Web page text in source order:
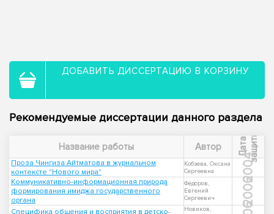
ДОБАВИТЬ ДИССЕРТАЦИЮ В КОРЗИНУ
Рекомендуемые диссертации данного раздела
Название работы Автор Д
а
т
а
з
а
щ
и
ты
Проза Чингиза Айтматова в журнальном
контексте "Нового мира"
Кобзева, Оксана
Сергеевна
2004
Коммуникативно-информационная природа
формирования имиджа государственного
органа
Фёдоров,
Евгений
Сергеевич
2006
Специфика общения и восприятия в детско-
Новиков,